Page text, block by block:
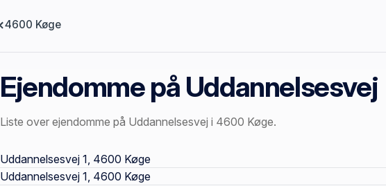
4600 Køge
Ejendomme på Uddannelsesvej
Liste over ejendomme på Uddannelsesvej i 4600 Køge.
Offentlige ejendomssider
Uddannelsesvej 1, 4600 Køge
Uddannelsesvej 1, 4600 Køge